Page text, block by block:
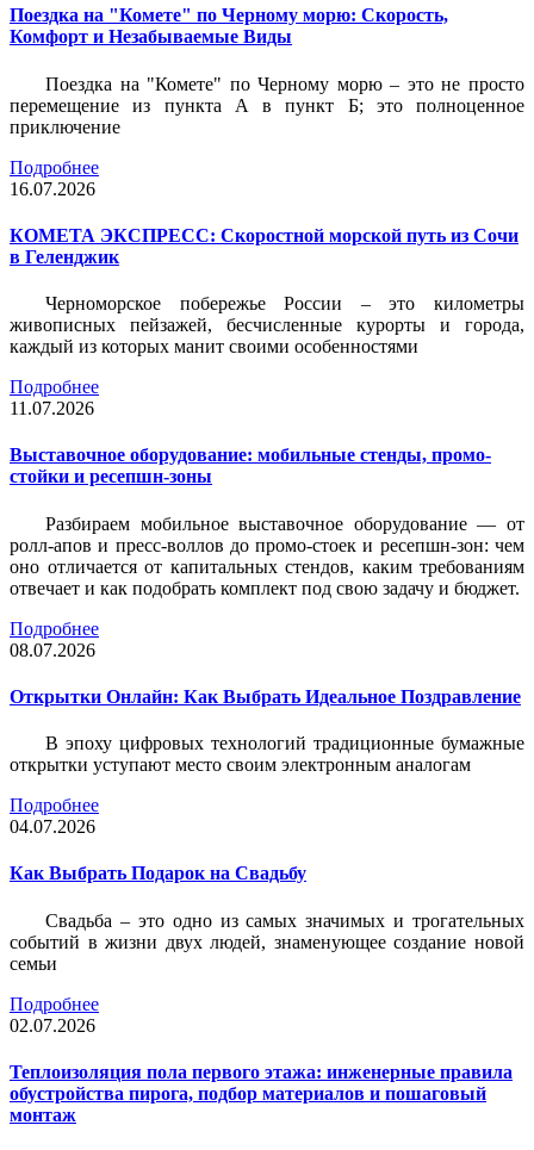
Поездка на "Комете" по Черному морю: Скорость,
Комфорт и Незабываемые Виды
Поездка на "Комете" по Черному морю – это не просто
перемещение из пункта А в пункт Б; это полноценное
приключение
Подробнее
16.07.2026
КОМЕТА ЭКСПРЕСС: Скоростной морской путь из Сочи
в Геленджик
Черноморское побережье России – это километры
живописных пейзажей, бесчисленные курорты и города,
каждый из которых манит своими особенностями
Подробнее
11.07.2026
Выставочное оборудование: мобильные стенды, промо-
стойки и ресепшн-зоны
Разбираем мобильное выставочное оборудование — от
ролл-апов и пресс-воллов до промо-стоек и ресепшн-зон: чем
оно отличается от капитальных стендов, каким требованиям
отвечает и как подобрать комплект под свою задачу и бюджет.
Подробнее
08.07.2026
Открытки Онлайн: Как Выбрать Идеальное Поздравление
В эпоху цифровых технологий традиционные бумажные
открытки уступают место своим электронным аналогам
Подробнее
04.07.2026
Как Выбрать Подарок на Свадьбу
Свадьба – это одно из самых значимых и трогательных
событий в жизни двух людей, знаменующее создание новой
семьи
Подробнее
02.07.2026
Теплоизоляция пола первого этажа: инженерные правила
обустройства пирога, подбор материалов и пошаговый
монтаж